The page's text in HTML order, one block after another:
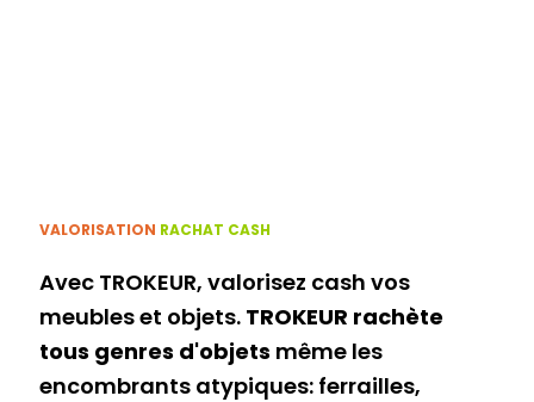
VALORISATION RACHAT CASH
Avec TROKEUR, valorisez cash vos
meubles et objets. TROKEUR rachète
tous genres d'objets même les
encombrants atypiques: ferrailles,